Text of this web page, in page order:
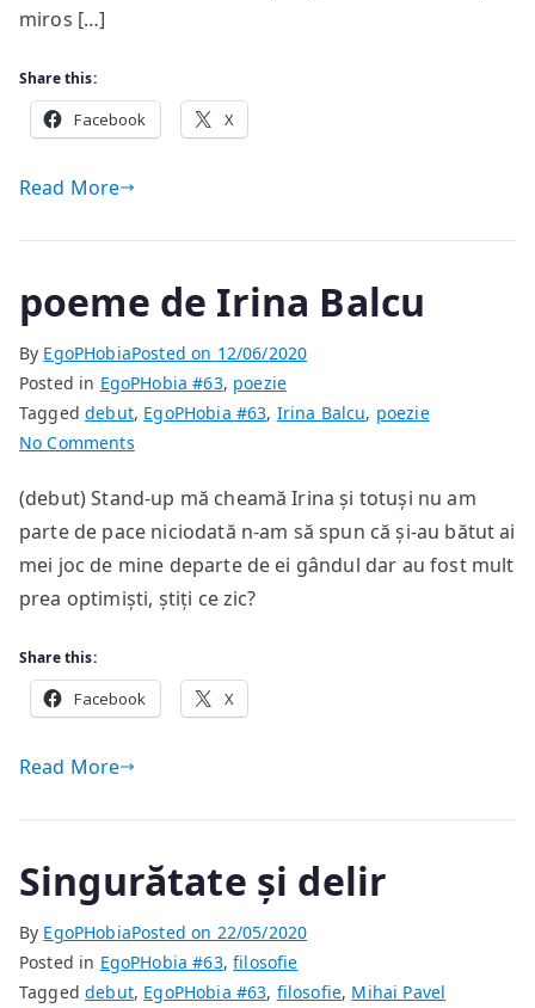
miros […]
Share this:
Facebook X
Read More
poeme de Irina Balcu
By EgoPHobiaPosted on 12/06/2020
Posted in EgoPHobia #63, poezie
Taggeddebut, EgoPHobia #63, Irina Balcu, poezie
No Commentson
de
Irina
Balcu
(debut) Stand-up mă cheamă Irina și totuși nu am
parte de pace niciodată n-am să spun că și-au bătut ai
mei joc de mine departe de ei gândul dar au fost mult
prea optimiști, știți ce zic?
Share this:
Facebook X
Read More
Singurătate și delir
By EgoPHobiaPosted on 22/05/2020
Posted in EgoPHobia #63,filosofie
Taggeddebut, EgoPHobia #63, filosofie, Mihai Pavel